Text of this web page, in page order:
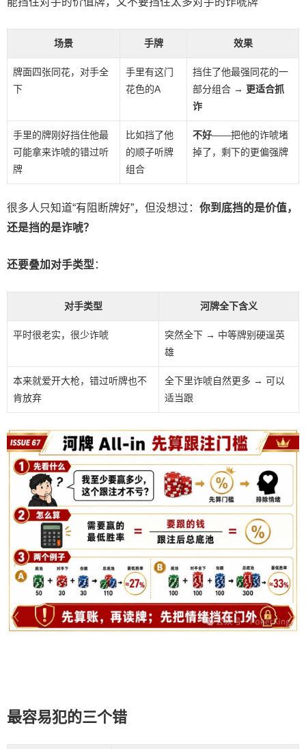
场景 手牌 效果
牌面四张同花，对手全
下
手里有这门
花色的A
挡住了他最强同花的一
部分组合 → 更适合抓
诈
手里的牌刚好挡住他最
可能拿来诈唬的错过听
牌
比如挡了他
的顺子听牌
组合
不好——把他的诈唬堵
掉了，剩下的更偏强牌
很多人只知道“有阻断牌好”，但没想过： 你到底挡的是价值，
还是挡的是诈唬？
还要叠加对手类型：
对手类型 河牌全下含义
平时很老实，很少诈唬
突然全下 → 中等牌别硬逞英
雄
本来就爱开大枪，错过听牌也不
肯放弃
全下里诈唬自然更多 → 可以
适当跟
最容易犯的三个错